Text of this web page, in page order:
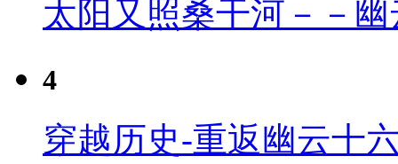
太阳又照桑干河－－
4
穿越历史-重返幽云十